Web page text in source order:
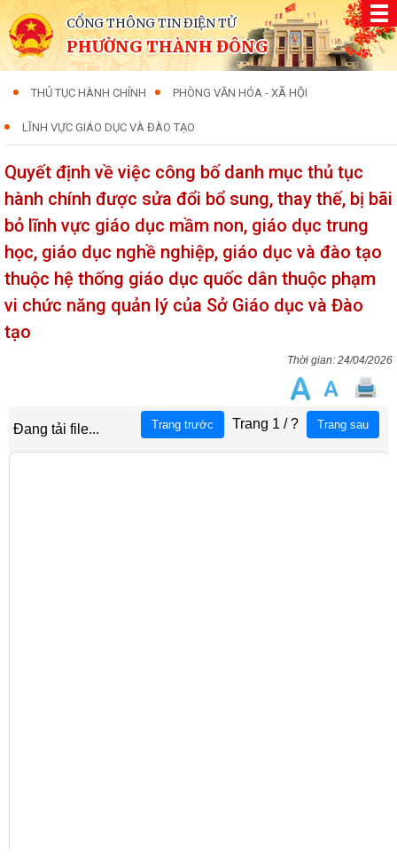
CỔNG THÔNG TIN ĐIỆN TỬ
PHƯỜNG THÀNH ĐÔNG
THỦ TỤC HÀNH CHÍNH PHÒNG VĂN HÓA - XÃ HỘI
LĨNH VỰC GIÁO DỤC VÀ ĐÀO TẠO
Quyết định về việc công bố danh mục thủ tục
hành chính được sửa đổi bổ sung, thay thế, bị bãi
bỏ lĩnh vực giáo dục mầm non, giáo dục trung
học, giáo dục nghề nghiệp, giáo dục và đào tạo
thuộc hệ thống giáo dục quốc dân thuộc phạm
vi chức năng quản lý của Sở Giáo dục và Đào
tạo
24/04/2026